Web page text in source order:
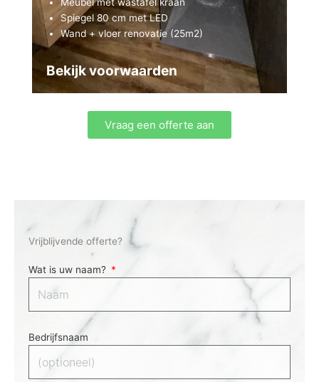
Spiegel 80 cm met LED
Wand + vloer renovatie (25m2)
Bekijk voorwaarden
Vraag een offerte aan
Vrijblijvende offerte?
Wat is uw naam?
Bedrijfsnaam